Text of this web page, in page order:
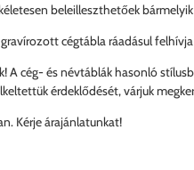
beleilleszthetőek
cégtábla ráadásul
cég- és névtáblák hasonló
érdeklődését, várjuk
Kérje árajánlatunkat!